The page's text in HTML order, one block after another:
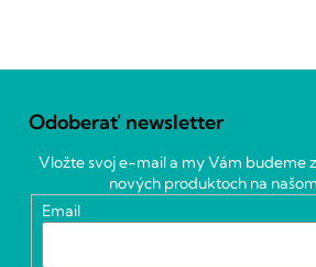
Odoberať newsletter
Vložte svoj e-mail a my Vám budeme
nových produktoch na
Email